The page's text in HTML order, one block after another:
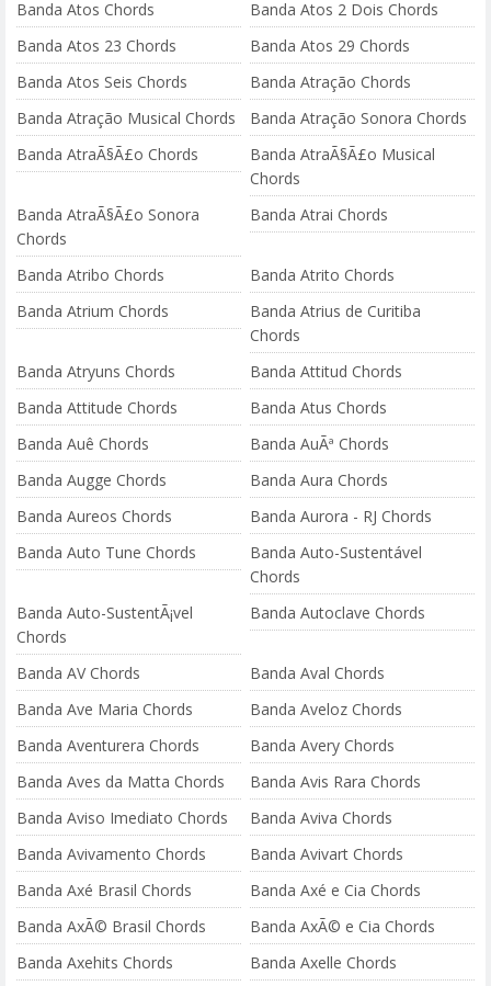
Banda Atos Chords
Banda Atos 2 Dois Chords
Banda Atos 23 Chords
Banda Atos 29 Chords
Banda Atos Seis Chords
Banda Atração Chords
Banda Atração Musical Chords
Banda Atração Sonora Chords
Banda AtraÃ§Ã£o Chords
Banda AtraÃ§Ã£o Musical
Chords
Banda AtraÃ§Ã£o Sonora
Chords
Banda Atrai Chords
Banda Atribo Chords
Banda Atrito Chords
Banda Atrium Chords
Banda Atrius de Curitiba
Chords
Banda Atryuns Chords
Banda Attitud Chords
Banda Attitude Chords
Banda Atus Chords
Banda Auê Chords
Banda AuÃª Chords
Banda Augge Chords
Banda Aura Chords
Banda Aureos Chords
Banda Aurora - RJ Chords
Banda Auto Tune Chords
Banda Auto-Sustentável
Chords
Banda Auto-SustentÃ¡vel
Chords
Banda Autoclave Chords
Banda AV Chords
Banda Aval Chords
Banda Ave Maria Chords
Banda Aveloz Chords
Banda Aventurera Chords
Banda Avery Chords
Banda Aves da Matta Chords
Banda Avis Rara Chords
Banda Aviso Imediato Chords
Banda Aviva Chords
Banda Avivamento Chords
Banda Avivart Chords
Banda Axé Brasil Chords
Banda Axé e Cia Chords
Banda AxÃ© Brasil Chords
Banda AxÃ© e Cia Chords
Banda Axehits Chords
Banda Axelle Chords